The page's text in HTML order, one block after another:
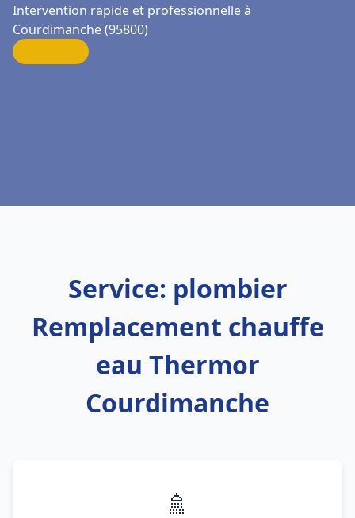
Intervention rapide et professionnelle à
Courdimanche (95800)
Service: plombier
Remplacement chauffe
eau Thermor
Courdimanche
🚿